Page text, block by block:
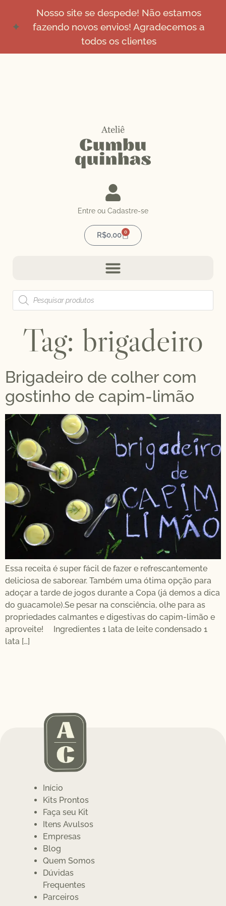
Nosso site se despede! Não estamos
fazendo novos envios! Agradecemos a
todos os clientes
Entre ou Cadastre-se
R$0,00 0
Tag: brigadeiro
Brigadeiro de colher com
gostinho de capim-limão
Essa receita é super fácil de fazer e refrescantemente
deliciosa de saborear. Também uma ótima opção para
adoçar a tarde de jogos durante a Copa (já demos a dica
do guacamole).Se pesar na consciência, olhe para as
propriedades calmantes e digestivas do capim-limão e
aproveite! Ingredientes 1 lata de leite condensado 1
lata […]
Início
Kits Prontos
Faça seu Kit
Itens Avulsos
Empresas
Blog
Quem Somos
Dúvidas
Frequentes
Parceiros